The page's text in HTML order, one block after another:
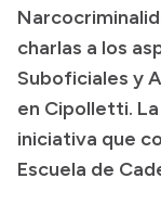
Inversión en
Licitaciones
Consulta de
charlas a los
Suboficiales y
en Cipolletti.
iniciativa que
Escuela de